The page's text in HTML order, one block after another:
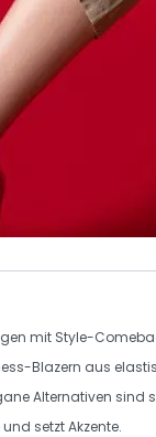
mit Style-
Blazern aus
Alternativen sind
und setzt Akzente.